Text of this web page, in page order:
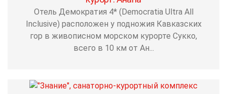
Отель Демократия 4* (Democratia Ultra All
Inclusive) расположен у подножия Кавказских
гор в живописном морском курорте Сукко,
всего в 10 км от Ан...